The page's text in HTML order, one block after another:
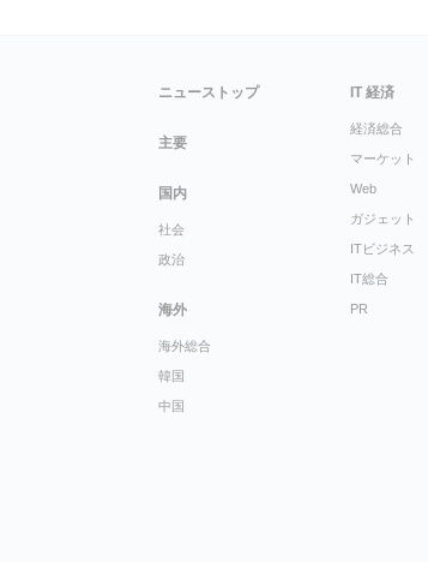
ニューストップ
主要
国内
社会
政治
海外
海外総合
韓国
中国
IT 経済
経済総合
マーケット
Web
ガジェット
ITビジネス
IT総合
PR